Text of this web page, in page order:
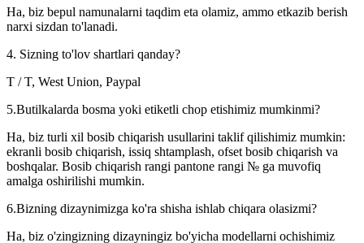
Ha, biz bepul namunalarni taqdim eta olamiz, ammo etkazib berish
narxi sizdan to'lanadi.
4. Sizning to'lov shartlari qanday?
T / T, West Union, Paypal
5.Butilkalarda bosma yoki etiketli chop etishimiz mumkinmi?
Ha, biz turli xil bosib chiqarish usullarini taklif qilishimiz mumkin:
ekranli bosib chiqarish, issiq shtamplash, ofset bosib chiqarish va
boshqalar. Bosib chiqarish rangi pantone rangi № ga muvofiq
amalga oshirilishi mumkin.
6.Bizning dizaynimizga ko'ra shisha ishlab chiqara olasizmi?
Ha, biz o'zingizning dizayningiz bo'yicha modellarni ochishimiz